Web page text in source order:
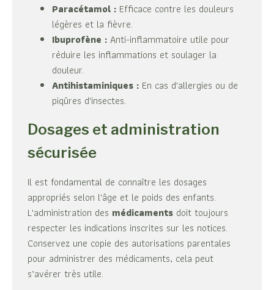
Paracétamol : Efficace contre les douleurs
légères et la fièvre.
Ibuprofène : Anti-inflammatoire utile pour
réduire les inflammations et soulager la
douleur.
Antihistaminiques : En cas d'allergies ou de
piqûres d'insectes.
Dosages et administration
sécurisée
Il est fondamental de connaître les dosages
appropriés selon l'âge et le poids des enfants.
L'administration des médicaments doit toujours
respecter les indications inscrites sur les notices.
Conservez une copie des autorisations parentales
pour administrer des médicaments, cela peut
s’avérer très utile.